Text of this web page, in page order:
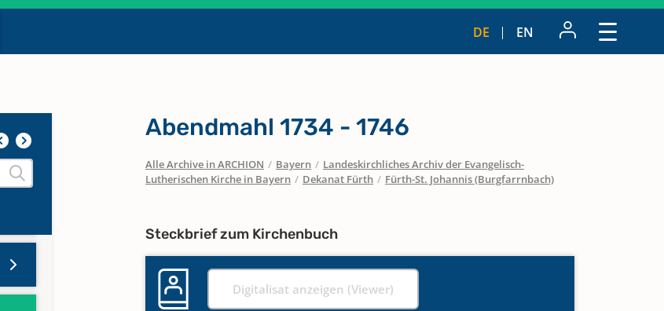
DE EN
Abendmahl 1734 - 1746
Alle Archive in ARCHION / Bayern / Landeskirchliches Archiv der Evangelisch-
Lutherischen Kirche in Bayern / Dekanat Fürth / Fürth-St. Johannis (Burgfarrnbach)
Steckbrief zum Kirchenbuch
Digitalisat anzeigen (Viewer)